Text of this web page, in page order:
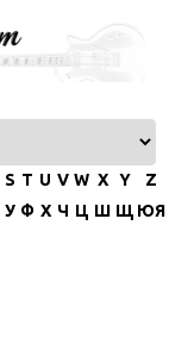
S T U V W X Y
Z
У Ф Х Ч Ц Ш Щ ЮЯ